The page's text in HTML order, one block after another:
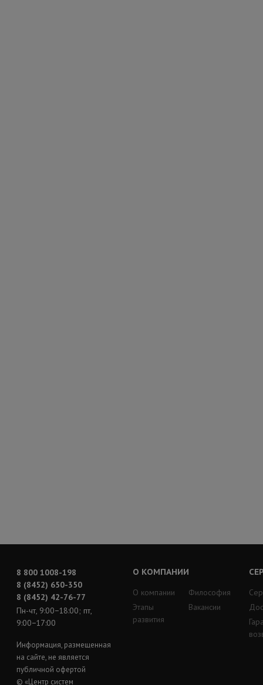
8 800 1008-198
8 (8452) 650-350
8 (8452) 42-76-77
Пн-чт, 9:00−18:00; пт,
9:00−17:00
Информация, размещенная
на сайте, не является
публичной офертой
© «Центр систем
О КОМПАНИИ
О компании
Этапы
развития
Философия
Вакансии